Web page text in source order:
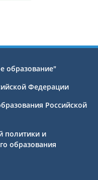
образование"
Федерации
Российской
политики и
образования